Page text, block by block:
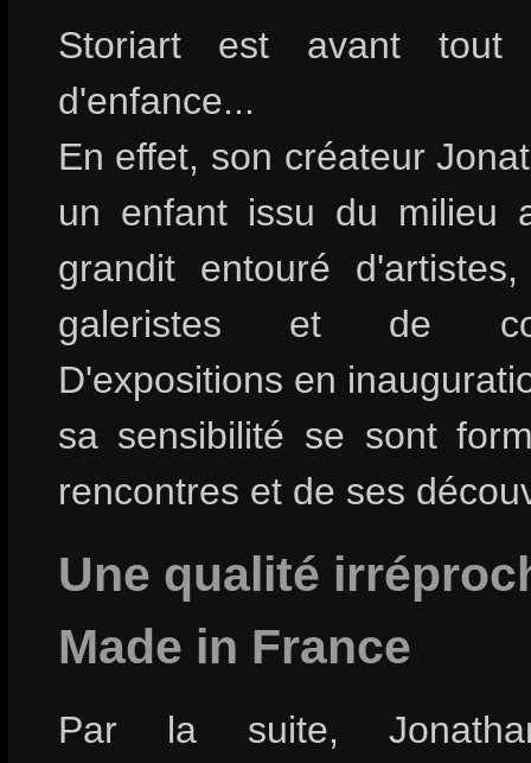
Storiart est avant tout
d'enfance...
En effet, son créateur
un enfant issu du milieu
grandit entouré
galeristes et de
D'expositions en
sa sensibilité se sont
rencontres et de ses
Une qualité
Made in France
Par la suite,